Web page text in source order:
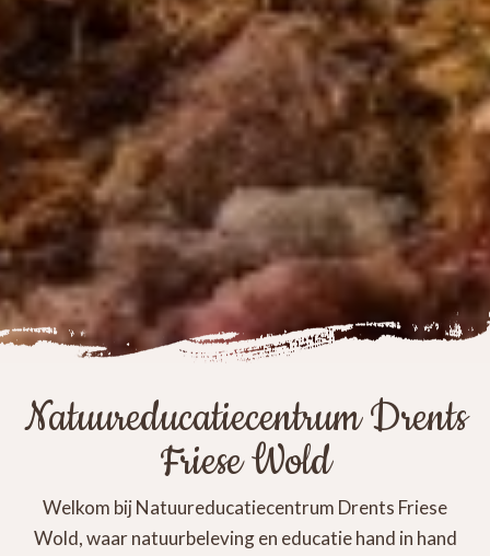
Natuureducatiecentrum Drents
Friese Wold
Welkom bij Natuureducatiecentrum Drents Friese
Wold, waar natuurbeleving en educatie hand in hand